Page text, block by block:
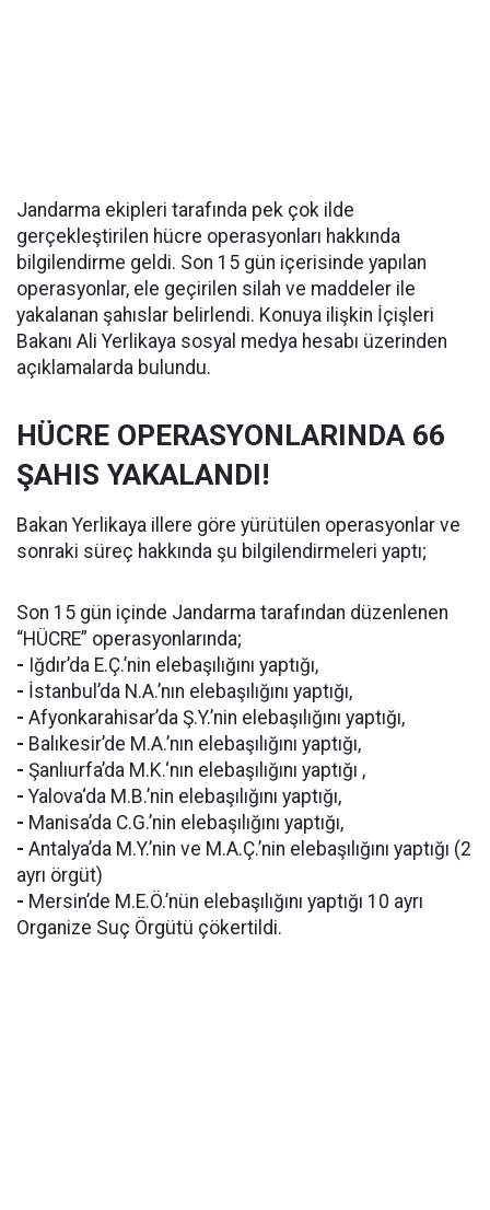
Jandarma ekipleri tarafında pek çok ilde
gerçekleştirilen hücre operasyonları hakkında
bilgilendirme geldi. Son 15 gün içerisinde yapılan
operasyonlar, ele geçirilen silah ve maddeler ile
yakalanan şahıslar belirlendi. Konuya ilişkin İçişleri
Bakanı Ali Yerlikaya sosyal medya hesabı üzerinden
açıklamalarda bulundu.
HÜCRE OPERASYONLARINDA 66
ŞAHIS YAKALANDI!
Bakan Yerlikaya illere göre yürütülen operasyonlar ve
sonraki süreç hakkında şu bilgilendirmeleri yaptı;
Son 15 gün içinde Jandarma tarafından düzenlenen
“HÜCRE” operasyonlarında;
- Iğdır’da E.Ç.’nin elebaşılığını yaptığı,
- İstanbul’da N.A.’nın elebaşılığını yaptığı,
- Afyonkarahisar’da Ş.Y.’nin elebaşılığını yaptığı,
- Balıkesir’de M.A.’nın elebaşılığını yaptığı,
- Şanlıurfa’da M.K.‘nın elebaşılığını yaptığı ,
- Yalova‘da M.B.’nin elebaşılığını yaptığı,
- Manisa’da C.G.’nin elebaşılığını yaptığı,
- Antalya’da M.Y.’nin ve M.A.Ç.’nin elebaşılığını yaptığı (2
ayrı örgüt)
- Mersin’de M.E.Ö.’nün elebaşılığını yaptığı 10 ayrı
Organize Suç Örgütü çökertildi.